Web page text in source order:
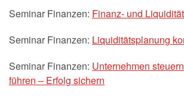
Seminar Finanzen: Finanz- und
Seminar Finanzen: Liquiditätsplanung
Seminar Finanzen: Unternehmen
führen – Erfolg sichern